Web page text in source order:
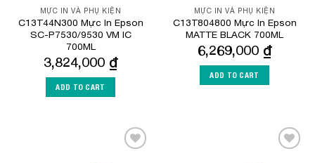
MỰC IN VÀ PHỤ KIỆN
C13T44N300 Mực In Epson
SC-P7530/9530 VM IC
700ML
3,824,000 ₫
ADD TO CART
MỰC IN VÀ PHỤ KIỆN
C13T804800 Mực In Epson
MATTE BLACK 700ML
6,269,000 ₫
ADD TO CART